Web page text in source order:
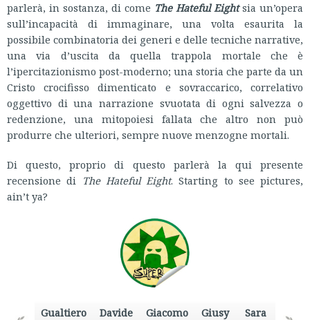
parlerà, in sostanza, di come The Hateful Eightsia un’opera
sull’incapacità di immaginare, una volta esaurita la
possibile combinatoria dei generi e delle tecniche narrative,
una via d’uscita da quella trappola mortale che è
l’ipercitazionismo post-moderno; una storia che parte da un
Cristo crocifisso dimenticato e sovraccarico, correlativo
oggettivo di una narrazione svuotata di ogni salvezza o
redenzione, una mitopoiesi fallata che altro non può
produrre che ulteriori, sempre nuove menzogne mortali.
Di questo, proprio di questo parlerà la qui presente
recensione di The Hateful Eight. Starting to see pictures,
ain’t ya?
Gualtiero
Davide
Giacomo
Giusy
Sara